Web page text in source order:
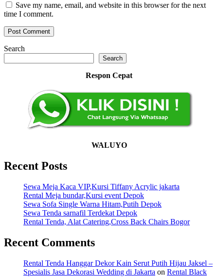
Save my name, email, and website in this browser for the next
time I comment.
Search
Search
Respon Cepat
WALUYO
Recent Posts
Sewa Meja Kaca VIP,Kursi Tiffany Acrylic jakarta
Rental Meja bundar,Kursi event Depok
Sewa Sofa Single Warna Hitam,Putih Depok
Sewa Tenda sarnafil Terdekat Depok
Rental Tenda, Alat Catering,Cross Back Chairs Bogor
Recent Comments
Rental Tenda Hanggar Dekor Kain Serut Putih Hijau Jaksel –
Spesialis Jasa Dekorasi Wedding di Jakarta on Rental Black